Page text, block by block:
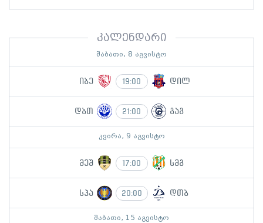
კალენდარი
შაბათი, 8 აგვისტო
იბე 19:00 დილ
დბთ 21:00 გაგ
კვირა, 9 აგვისტო
მეშ 17:00 სმგ
სპა 20:00 დთბ
შაბათი, 15 აგვისტო